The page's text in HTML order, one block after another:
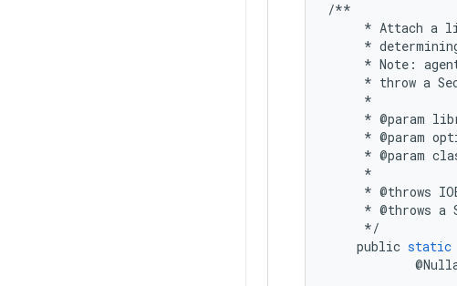
/**
* Attach a
*
* Note :
* throw a
*
* @param
* @param
* @param
*
* @throws
* @throws a
*/
public static
@